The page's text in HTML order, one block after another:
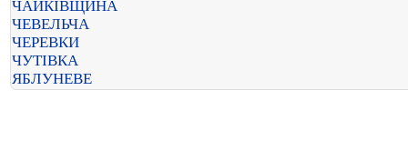
ЧАЙКІВЩИНА
ЧЕВЕЛЬЧА
ЧЕРЕВКИ
ЧУТІВКА
ЯБЛУНЕВЕ